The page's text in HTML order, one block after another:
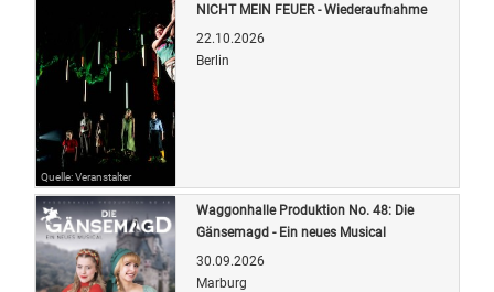
Quelle: Veranstalter
NICHT MEIN FEUER - Wiederaufnahme
22.10.2026
Berlin
Waggonhalle Produktion No. 48: Die
Gänsemagd - Ein neues Musical
30.09.2026
Marburg